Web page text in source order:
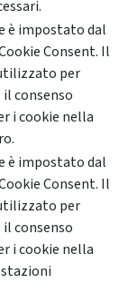
è impostato dal
Consent. Il
per
consenso
i cookie nella
è impostato dal
Consent. Il
per
consenso
i cookie nella